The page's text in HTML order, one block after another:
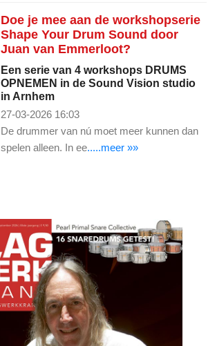
Doe je mee aan de workshopserie
Shape Your Drum Sound door
Juan van Emmerloot?
Een serie van 4 workshops DRUMS
OPNEMEN in de Sound Vision studio
in Arnhem
27-03-2026 16:03
De drummer van nú moet meer kunnen dan
spelen alleen. In ee.....meer »»